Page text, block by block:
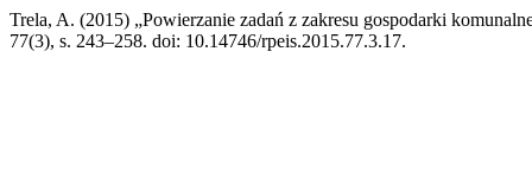
Trela, A. (2015) „Powierzanie zadań z zakresu gospodarki
77(3), s. 243–258. doi: 10.14746/rpeis.2015.77.3.17.